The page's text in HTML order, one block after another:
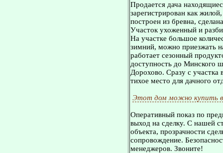
Продается дача
зарегистрирован как
построен из бревна,
Участок ухоженный и
На участке большое
зимний, можно приезжать
работает сезонный
доступность до Минского
Дорохово. Сразу с участка
тихое место для дачного
Этот дом можно купить
Оперативный показ по
выход на сделку. С нашей
объекта, прозрачности
сопровождение.
менеджеров. Звоните!